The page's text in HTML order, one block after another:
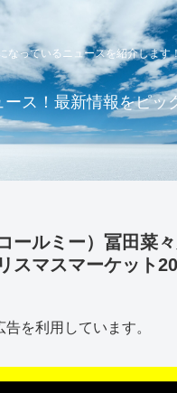
なっているニュースを紹介します
ス！最新情報をピッ
ールミー）冨田菜
スマスマーケット
を利用しています。